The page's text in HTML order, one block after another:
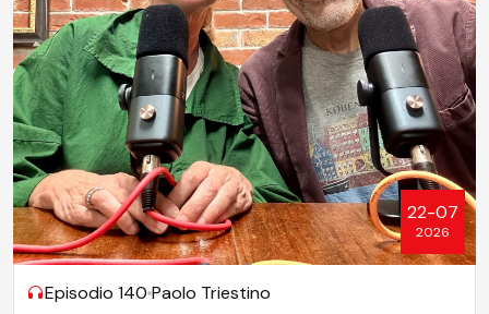
22-07
2026
Episodio 140 Paolo Triestino